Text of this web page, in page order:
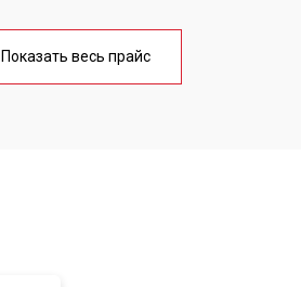
от 90 мин
Показать весь прайс